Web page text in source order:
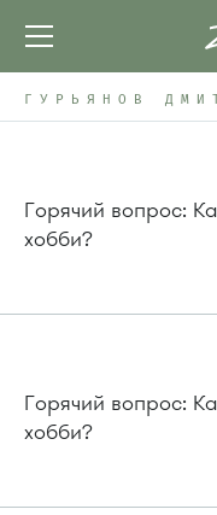
ГУРЬЯНОВ
Горячий вопрос:
хобби?
Горячий вопрос:
хобби?